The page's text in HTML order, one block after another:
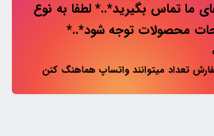
ما تماس بگیرید*..* لطفا به نوع
محصولات توجه شود*..*
تعداد میتوانند واتساپ هماهنگ کنن